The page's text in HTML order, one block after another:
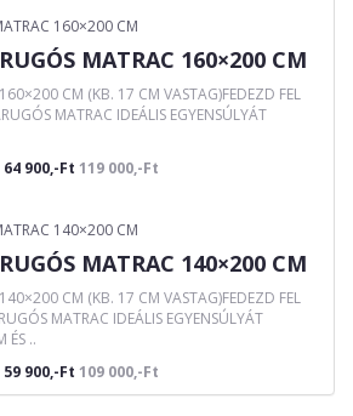
MATRAC 160×200 CM
CM (KB. 17 CM VASTAG)FEDEZD FEL
MATRAC IDEÁLIS EGYENSÚLYÁT
64 900,-Ft 119 000,-Ft
MATRAC 140×200 CM
CM (KB. 17 CM VASTAG)FEDEZD FEL
MATRAC IDEÁLIS EGYENSÚLYÁT
ÉS ..
59 900,-Ft 109 000,-Ft